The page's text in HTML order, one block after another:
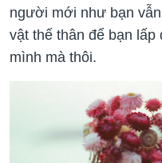
người mới như bạn
vật thế thân để bạn lấp
mình mà thôi.